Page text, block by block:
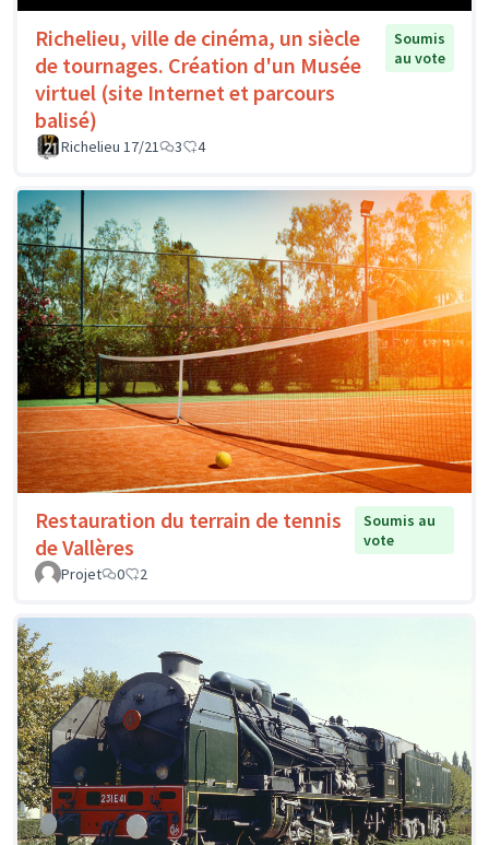
Richelieu, ville de cinéma, un siècle
de tournages. Création d'un Musée
virtuel (site Internet et parcours
balisé)
Soumis
au vote
Richelieu 17/21 3 4
Restauration du terrain de tennis
de Vallères
Soumis au
vote
Projet
0 2